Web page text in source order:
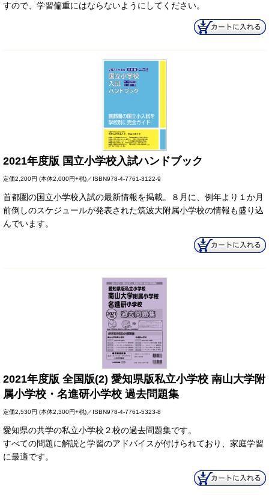
すので、学習偏重にはならないようにしてください。
2021年度版 国立小学校入試ハンドブック
定価2,200円 (本体2,000円+税)／ISBN978-4-7761-3122-9
首都圏の国立小学校入試の最新情報を掲載。８月に、例年より１か月
前倒しのスケジュールが発表された筑波大附属小学校の情報も盛り込
んでいます。
2021年度版 全国版(2) 愛知県版私立小学校 南山大学附
属小学校・名進研小学校 過去問題集
定価2,530円 (本体2,300円+税)／ISBN978-4-7761-5323-8
愛知県の共学の私立小学校２校の過去問題集です。
すべての問題に解説と学習のアドバイスが付けられており、家庭学習
に最適です。